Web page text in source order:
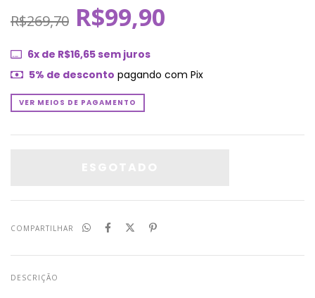
R$269,70 R$99,90
6x de R$16,65sem juros
5% de desconto pagando com Pix
VER MEIOS DE PAGAMENTO
COMPARTILHAR
DESCRIÇÃO